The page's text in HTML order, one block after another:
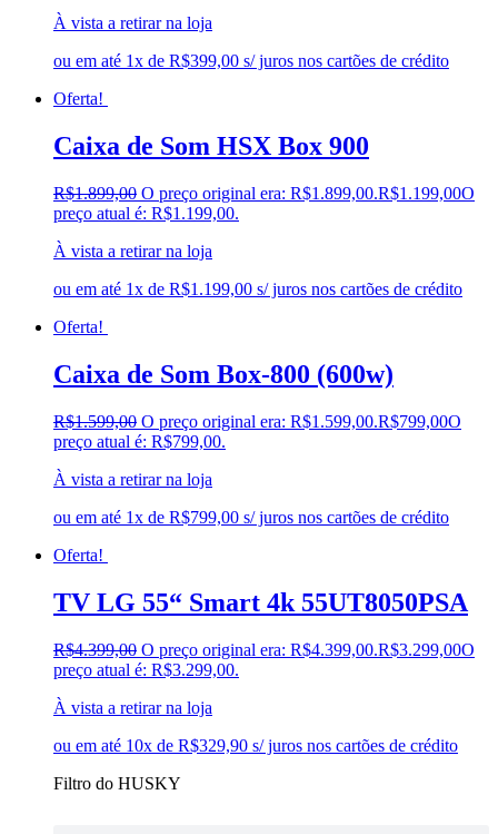
À vista a retirar na loja
ou em até 1x de R$399,00 s/ juros nos cartões de crédito
Oferta!
Caixa de Som HSX Box 900
R$1.899,00 O preço original era: R$1.899,00.R$1.199,00O
preço atual é: R$1.199,00.
À vista a retirar na loja
ou em até 1x de R$1.199,00 s/ juros nos cartões de crédito
Oferta!
Caixa de Som Box-800 (600w)
R$1.599,00 O preço original era: R$1.599,00.R$799,00O
preço atual é: R$799,00.
À vista a retirar na loja
ou em até 1x de R$799,00 s/ juros nos cartões de crédito
Oferta!
TV LG 55“ Smart 4k 55UT8050PSA
R$4.399,00 O preço original era: R$4.399,00.R$3.299,00O
preço atual é: R$3.299,00.
À vista a retirar na loja
ou em até 10x de R$329,90 s/ juros nos cartões de crédito
Filtro do HUSKY